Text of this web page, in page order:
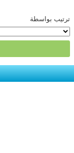
ترتيب بواسطة